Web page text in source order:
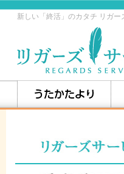
新しい「終活」のカタチ リガ